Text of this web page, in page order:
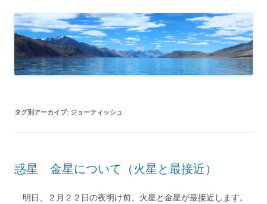
タグ別アーカイブ: ジョーティッシュ
惑星 金星について（火星と最接近）
明日、２月２２日の夜明け前、火星と金星が最接近します。